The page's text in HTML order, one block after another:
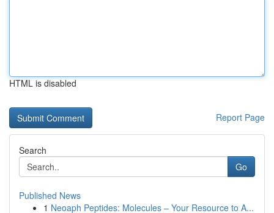
HTML is disabled
Report Page
Search
Go
Published News
1 Neoaph Peptides: Molecules – Your Resource to A...